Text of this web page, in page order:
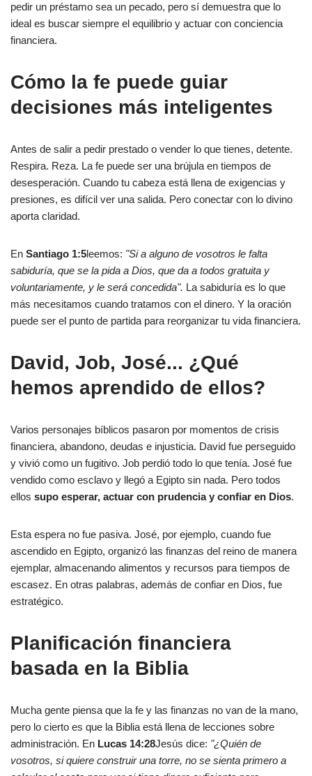
pedir un préstamo sea un pecado, pero sí demuestra que lo
ideal es buscar siempre el equilibrio y actuar con conciencia
financiera.
Cómo la fe puede guiar
decisiones más inteligentes
Antes de salir a pedir prestado o vender lo que tienes, detente.
Respira. Reza. La fe puede ser una brújula en tiempos de
desesperación. Cuando tu cabeza está llena de exigencias y
presiones, es difícil ver una salida. Pero conectar con lo divino
aporta claridad.
En Santiago 1:5leemos: "Si a alguno de vosotros le falta
sabiduría, que se la pida a Dios, que da a todos gratuita y
voluntariamente, y le será concedida". La sabiduría es lo que
más necesitamos cuando tratamos con el dinero. Y la oración
puede ser el punto de partida para reorganizar tu vida financiera.
David, Job, José... ¿Qué
hemos aprendido de ellos?
Varios personajes bíblicos pasaron por momentos de crisis
financiera, abandono, deudas e injusticia. David fue perseguido
y vivió como un fugitivo. Job perdió todo lo que tenía. José fue
vendido como esclavo y llegó a Egipto sin nada. Pero todos
ellos supo esperar, actuar con prudencia y confiar en Dios.
Esta espera no fue pasiva. José, por ejemplo, cuando fue
ascendido en Egipto, organizó las finanzas del reino de manera
ejemplar, almacenando alimentos y recursos para tiempos de
escasez. En otras palabras, además de confiar en Dios, fue
estratégico.
Planificación financiera
basada en la Biblia
Mucha gente piensa que la fe y las finanzas no van de la mano,
pero lo cierto es que la Biblia está llena de lecciones sobre
administración. En Lucas 14:28Jesús dice: "¿Quién de
vosotros, si quiere construir una torre, no se sienta primero a